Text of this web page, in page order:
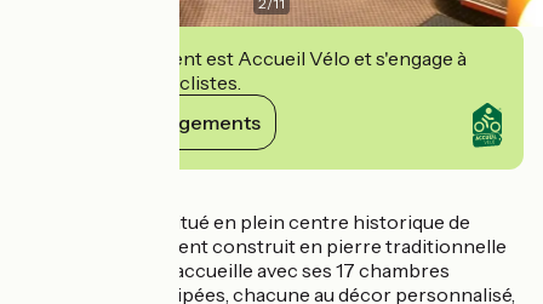
Cet établissement est Accueil Vélo et s'engage à
accueillir des cyclistes.
Voir ses engagements
L’établissement, situé en plein centre historique de
Cognac, entièrement construit en pierre traditionnelle
de la région, vous accueille avec ses 17 chambres
conviviales et équipées, chacune au décor personnalisé,